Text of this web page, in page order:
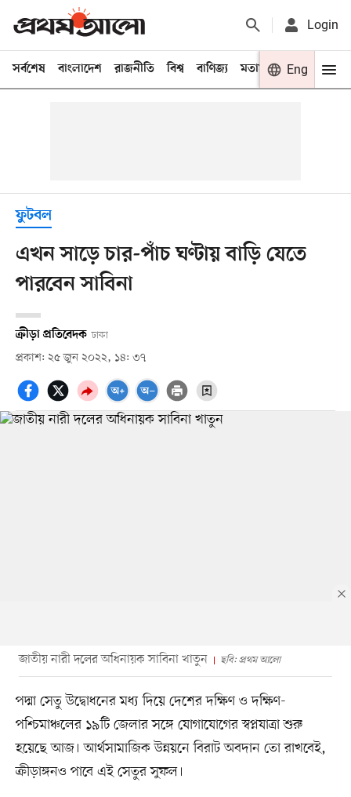
Login
সর্বশেষ বাংলাদেশ রাজনীতি বিশ্ব বাণিজ্য মতামত খেলা
Eng
ফুটবল
এখন সাড়ে চার-পাঁচ ঘণ্টায় বাড়ি যেতে
পারবেন সাবিনা
ক্রীড়া প্রতিবেদক ঢাকা
প্রকাশ: ২৫ জুন ২০২২, ১৪: ৩৭
জাতীয় নারী দলের অধিনায়ক সাবিনা খাতুন ছবি: প্রথম আলো
পদ্মা সেতু উদ্বোধনের মধ্য দিয়ে দেশের দক্ষিণ ও দক্ষিণ-
পশ্চিমাঞ্চলের ১৯টি জেলার সঙ্গে যোগাযোগের স্বপ্নযাত্রা শুরু
হয়েছে আজ। আর্থসামাজিক উন্নয়নে বিরাট অবদান তো রাখবেই,
ক্রীড়াঙ্গনও পাবে এই সেতুর সুফল।